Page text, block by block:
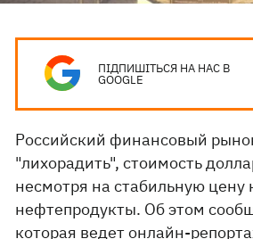
ПІДПИШІТЬСЯ НА НАС В
GOOGLE
Российский финансовый
"лихорадить", стоимость
несмотря на стабильную цену
нефтепродукты. Об этом
которая ведет онлайн-